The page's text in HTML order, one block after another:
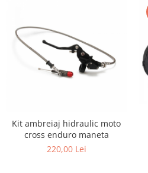
Kit ambreiaj hidraulic moto
cross enduro maneta
220,00 Lei